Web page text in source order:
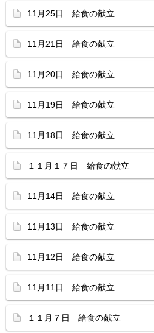
11月25日 給食の献立
11月21日 給食の献立
11月20日 給食の献立
11月19日 給食の献立
11月18日 給食の献立
１１月１７日 給食の献立
11月14日 給食の献立
11月13日 給食の献立
11月12日 給食の献立
11月11日 給食の献立
１１月７日 給食の献立